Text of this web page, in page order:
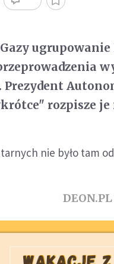
Gazy
Prezydent
rozpisze
nie było tam